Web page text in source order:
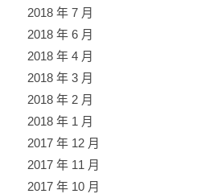
2018 年 7 月
2018 年 6 月
2018 年 4 月
2018 年 3 月
2018 年 2 月
2018 年 1 月
2017 年 12 月
2017 年 11 月
2017 年 10 月